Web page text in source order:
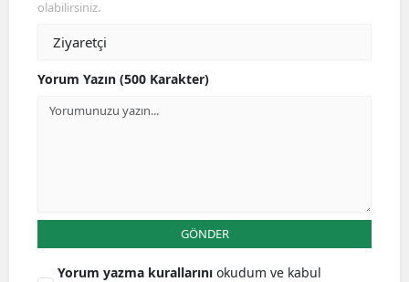
olabilirsiniz.
Yorum Yazın (500 Karakter)
GÖNDER
Yorum yazma kurallarını okudum ve kabul